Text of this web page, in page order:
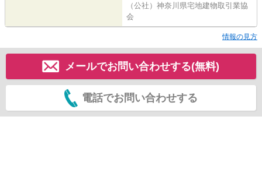
（公社）神奈川県宅地建物取引業協
会
情報の見方
メールでお問い合わせする(無料)
電話でお問い合わせする